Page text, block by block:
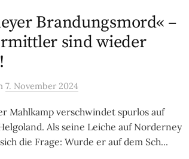
Brandungsmord« –
sind wieder
7. November 2024
Mahlkamp verschwindet spurlos auf
Als seine Leiche auf Norderney
die Frage: Wurde er auf dem Sch...